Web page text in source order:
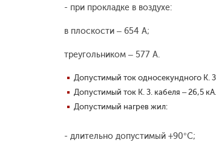
- при прокладке в воздухе:
в плоскости – 654 А;
треугольником – 577 А.
Допустимый ток односекундного К.
Допустимый ток К. З. кабеля – 26,5 кА.
Допустимый нагрев жил:
- длительно допустимый +90°С;